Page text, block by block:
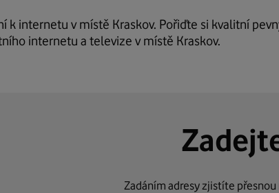
k internetu v místě Kraskov. Pořiďte si kvalitní
internetu a televize v místě Kraskov.
Zadáním adresy zjistíte